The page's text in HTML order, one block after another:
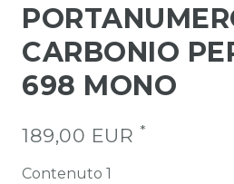
CARBONIO
698 MONO
189,00 EUR *
Contenuto 1